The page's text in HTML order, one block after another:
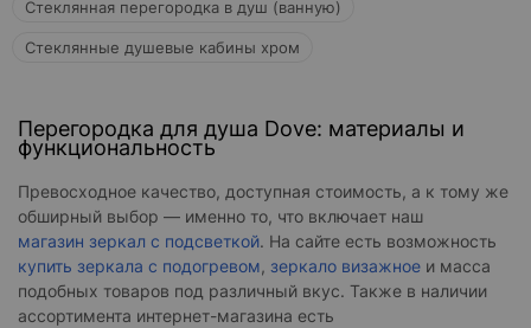
Стеклянная перегородка в душ (ванную)
Стеклянные душевые кабины хром
Перегородка для душа Dove: материалы и
функциональность
Превосходное качество, доступная стоимость, а к тому же
обширный выбор — именно то, что включает наш
магазин зеркал с подсветкой. На сайте есть возможность
купить зеркала с подогревом, зеркало визажное и масса
подобных товаров под различный вкус. Также в наличии
ассортимента интернет-магазина есть